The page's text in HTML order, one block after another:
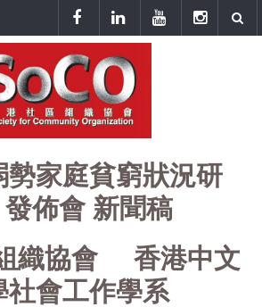
勢家庭貧窮狀況研
發佈會 新聞稿
織協會
香港中文
社會工作學系